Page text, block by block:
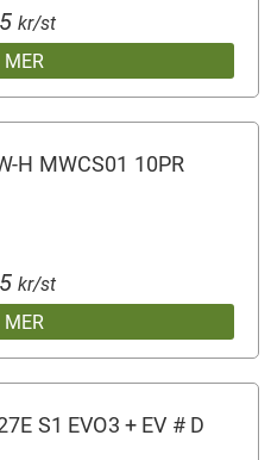
MER
kr/st
H MWCS01 10PR
MER
kr/st
S1 EVO3 + EV # D